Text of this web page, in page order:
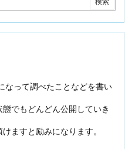
なって調べたことなどを書い
でもどんどん公開していき
ますと励みになります。